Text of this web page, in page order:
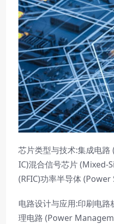
芯片类型与技术:集成电
IC)混合信号芯片 (Mixed-
(RFIC)功率半导体
电路设计与应用:印刷电
理电路 (Power